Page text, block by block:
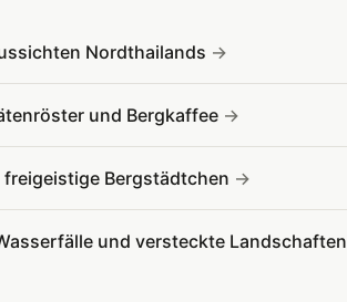
Nordthailands
und Bergkaffee
Bergstädtchen
und versteckte Landschaften